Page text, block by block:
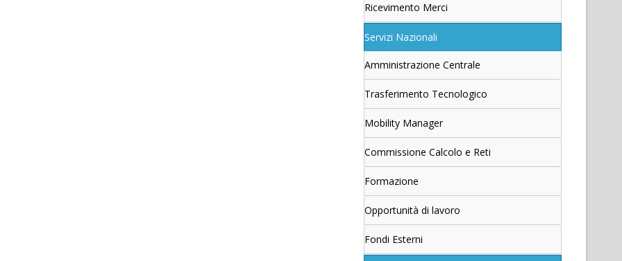
Ricevimento Merci
Servizi Nazionali
Amministrazione Centrale
Trasferimento Tecnologico
Mobility Manager
Commissione Calcolo e Reti
Formazione
Opportunità di lavoro
Fondi Esterni